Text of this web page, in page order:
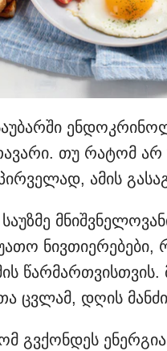
თუ რატომ
ამის
საუზმე
ცვლამ, დღის
გვქონდეს